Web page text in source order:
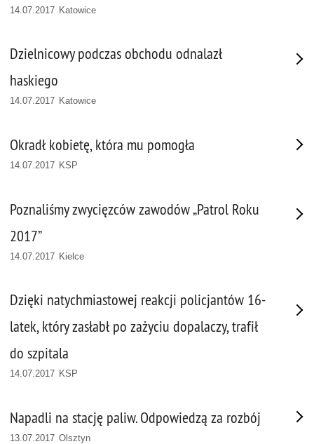
14.07.2017 Katowice
Dzielnicowy podczas obchodu odnalazł
haskiego
14.07.2017 Katowice
Okradł kobietę, która mu pomogła
14.07.2017 KSP
Poznaliśmy zwycięzców zawodów „Patrol Roku
2017”
14.07.2017 Kielce
Dzięki natychmiastowej reakcji policjantów 16-
latek, który zasłabł po zażyciu dopalaczy, trafił
do szpitala
14.07.2017 KSP
Napadli na stację paliw. Odpowiedzą za rozbój
13.07.2017 Olsztyn